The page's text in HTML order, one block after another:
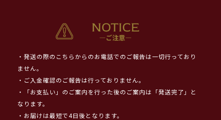
・発送の際のこちらからのお電話でのご報告は一切行っており
ません。
・ご入金確認のご報告は行っておりません。
・「お支払い」のご案内を行った後のご案内は「発送完了」と
なります。
・お届けは最短で4日後となります。